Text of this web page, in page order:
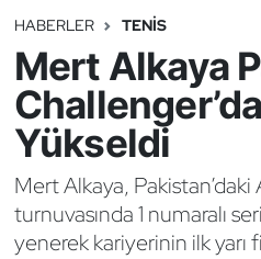
HABERLER TENIS
Mert Alkaya
Yükseldi
Mert Alkaya,
turnuvasında 1 numaralı
yenerek kariyerinin ilk yarı
Binicilik
Bisiklet
Boks